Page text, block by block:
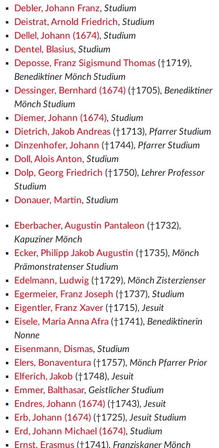
Debler, Johann Franz, Studium
Deistrat, Arnold Friedrich, Studium
Dellel, Johann (1674), Studium
Dentel, Blasius, Studium
Deposse, Franz Sigismund Thomas(†1719),
Benediktiner Mönch Studium
Dessinger, Bernhard (1674)(†1705), Benediktiner
Mönch Studium
Diemer, Johann (1674), Studium
Dietrich, Jakob Andreas(†1713), Pfarrer Studium
Dinzenhofer, Johann (†1744), Pfarrer Studium
Doll, Alois Anton, Studium
Dolp, Georg Friedrich (†1750), Lehrer Professor
Studium
Donauer, Martin, Studium
Eberbacher, Augustin Pantaleon (†1732),
Kapuziner Mönch
Ecker, Philipp Jakob Augustin (†1735), Mönch
Prämonstratenser Studium
Edelmann, Ludwig(†1729), Mönch Zisterzienser
Egermeier, Franz Joseph (†1737), Studium
Eigentler, Franz Xaver(†1715),Jesuit
Eisele, Maria Anna Afra(†1741), Benediktinerin
Nonne
Eisenmann, Dismas, Studium
Elers, Bonaventura(†1757), Mönch Pfarrer Prior
Elferich, Jakob (†1748),Jesuit
Emmer, Balthasar, Geistlicher Studium
Endres, Johann (1674)(†1743),Jesuit
Erb, Johann (1674)(†1725),Jesuit Studium
Erd, Johann Michael (1674), Studium
Ernst, Erasmus(†1741), Franziskaner Mönch